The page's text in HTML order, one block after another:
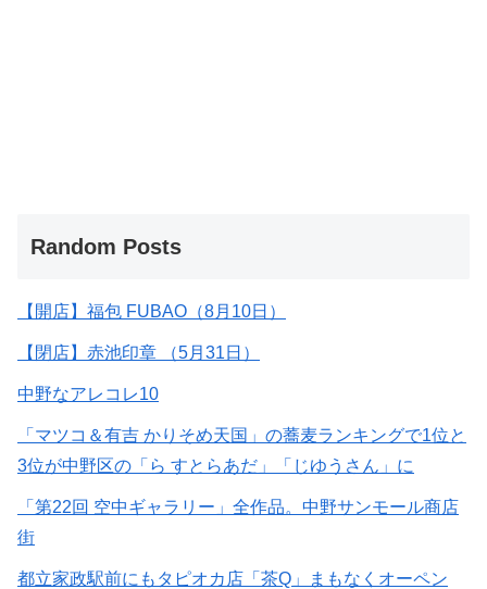
Random Posts
【開店】福包 FUBAO（8月10日）
【閉店】赤池印章 （5月31日）
中野なアレコレ10
「マツコ＆有吉 かりそめ天国」の蕎麦ランキングで1位と
3位が中野区の「ら すとらあだ」「じゆうさん」に
「第22回 空中ギャラリー」全作品。中野サンモール商店
街
都立家政駅前にもタピオカ店「茶Q」まもなくオーペン